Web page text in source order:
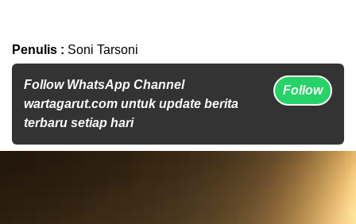
Penulis : Soni Tarsoni
Follow WhatsApp Channel
wartagarut.com untuk update berita
terbaru setiap hari
Follow